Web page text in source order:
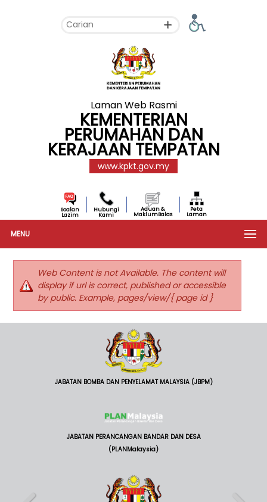
Laman Web Rasmi
KEMENTERIAN
PERUMAHAN DAN
KERAJAAN TEMPATAN
www.kpkt.gov.my
Soalan
Lazim
Hubungi
Kami
Aduan &
MaklumBalas
Peta
Laman
MENU
Web Content is not Available. The content will
display if url is correct, published or accessible
by public. Example, pages/view/{ page id }
JABATAN BOMBA DAN PENYELAMAT MALAYSIA (JBPM)
JABATAN PERANCANGAN BANDAR DAN DESA
(PLANMalaysia)